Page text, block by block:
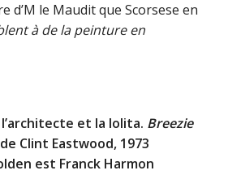
d’M le Maudit que Scorsese en
à de la peinture en
l’architecte et la lolita. Breezie
Clint Eastwood, 1973
est Franck Harmon